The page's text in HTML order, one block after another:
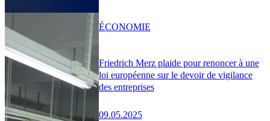
Friedrich Merz plaide pour renoncer à une
loi européenne sur le devoir de vigilance
des entreprises
09.05.2025
ÉCONOMIE